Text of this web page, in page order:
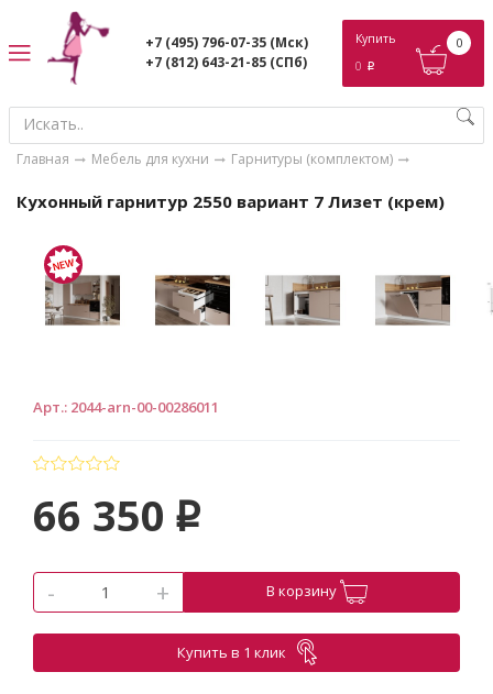
+7 (495) 796-07-35 (Мск)
+7 (812) 643-21-85 (СПб)
Купить
0 p
0
Главная Мебель для кухни Гарнитуры (комплектом)
Кухонный гарнитур 2550 вариант 7 Лизет (крем)
Арт.: 2044-arn-00-00286011
66 350 p
- + В корзину
Купить в 1 клик